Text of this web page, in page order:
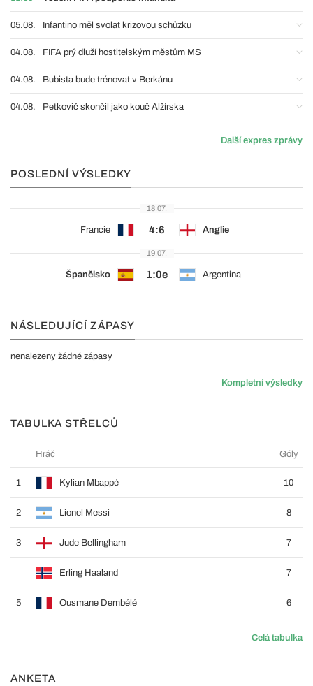
05.08. Infantino měl svolat krizovou schůzku
04.08. FIFA prý dluží hostitelským městům MS
04.08. Bubista bude trénovat v Berkánu
04.08. Petkovič skončil jako kouč Alžírska
Další expres zprávy
POSLEDNÍ VÝSLEDKY
18.07.
Francie 4:6 Anglie
19.07.
Španělsko 1:0e Argentina
NÁSLEDUJÍCÍ ZÁPASY
nenalezeny žádné zápasy
Kompletní výsledky
TABULKA STŘELCŮ
Hráč Góly
1 Kylian Mbappé 10
2 Lionel Messi 8
3 Jude Bellingham 7
Erling Haaland 7
5 Ousmane Dembélé 6
Celá tabulka
ANKETA